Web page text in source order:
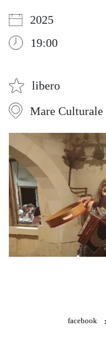
2025
19:00
libero
Mare Culturale
facebook